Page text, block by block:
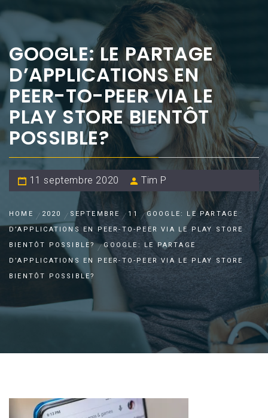
GOOGLE: LE PARTAGE
D’APPLICATIONS EN
PEER-TO-PEER VIA LE
PLAY STORE BIENTÔT
POSSIBLE?
11 septembre 2020 Tim P
HOME 2020 SEPTEMBRE 11
GOOGLE: LE PARTAGE
D’APPLICATIONS EN PEER-TO-PEER VIA LE PLAY STORE
BIENTÔT POSSIBLE?
GOOGLE: LE PARTAGE
D’APPLICATIONS EN PEER-TO-PEER VIA LE PLAY STORE
BIENTÔT POSSIBLE?